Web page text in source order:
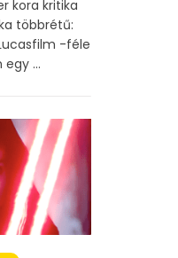
kora kritika
többrétű:
-féle
egy ...